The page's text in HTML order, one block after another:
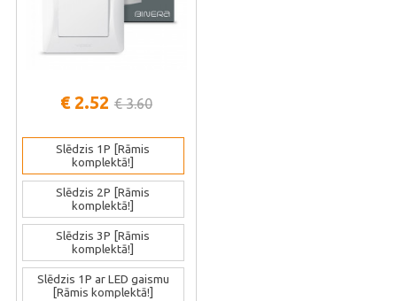
€ 2.52 € 3.60
Slēdzis 1P [Rāmis
komplektā!]
Slēdzis 2P [Rāmis
komplektā!]
Slēdzis 3P [Rāmis
komplektā!]
Slēdzis 1P ar LED gaismu
[Rāmis komplektā!]